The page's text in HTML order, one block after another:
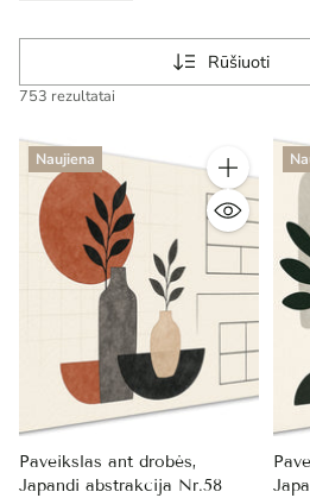
Rūšiuoti
753 rezultatai
Naujiena
Kiekis
Paveikslas ant drobės,
Japandi abstrakcija Nr.58